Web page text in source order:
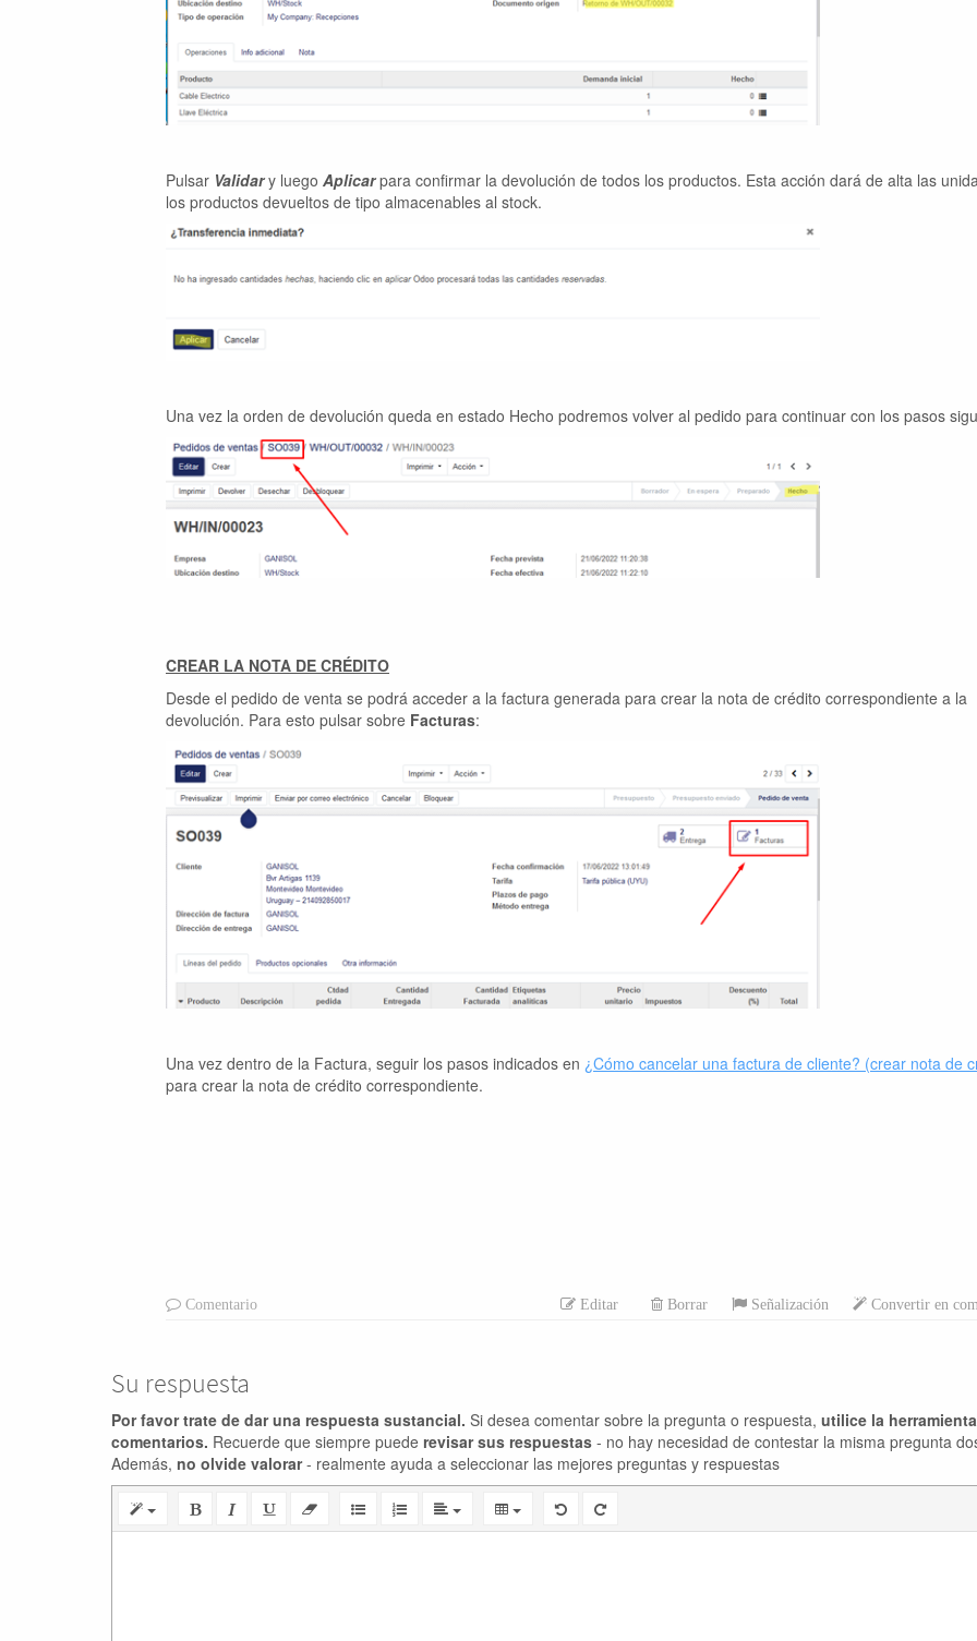
Pulsar Validary luego Aplicarpara confirmar la devolución de todos los productos. Esta acción dará de alta las
los productos devueltos de tipo almacenables al stock.
Una vez la orden de devolución queda en estado Hecho podremos volver al pedido para continuar con los pasos
CREAR LA NOTA DE CRÉDITO
Desde el pedido de venta se podrá acceder a la factura generada para crear la nota de crédito correspondiente a la
devolución. Para esto pulsar sobre Facturas:
Una vez dentro de la Factura, seguir los pasos indicados en ¿Cómo cancelar una factura de cliente? (crear nota de
para crear la nota de crédito correspondiente.
Editar Borrar Señalización Convertir en
Comentario
Su respuesta
Por favor trate de dar una respuesta sustancial. Si desea comentar sobre la pregunta o respuesta, utilice la
comentarios. Recuerde que siempre puede revisar sus respuestas - no hay necesidad de contestar la misma pregunta
Además, no olvide valorar- realmente ayuda a seleccionar las mejores preguntas y respuestas